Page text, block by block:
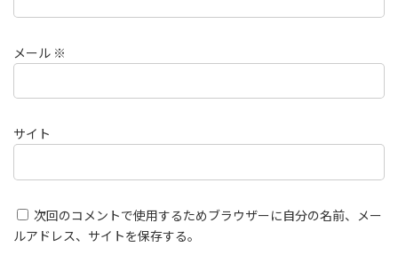
メール ※
サイト
次回のコメントで使用するためブラウザーに自分の名前、メー
ルアドレス、サイトを保存する。